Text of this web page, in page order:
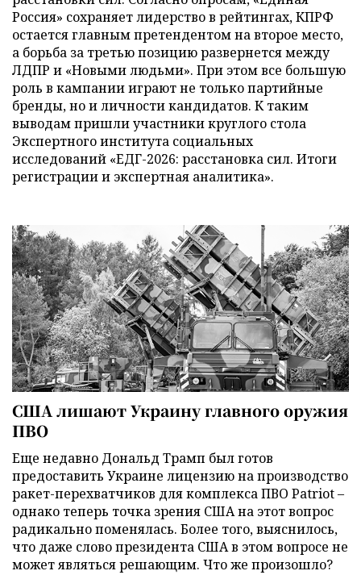
Россия» сохраняет лидерство в рейтингах, КПРФ
остается главным претендентом на второе место,
а борьба за третью позицию развернется между
ЛДПР и «Новыми людьми». При этом все большую
роль в кампании играют не только партийные
бренды, но и личности кандидатов. К таким
выводам пришли участники круглого стола
Экспертного института социальных
исследований «ЕДГ-2026: расстановка сил. Итоги
регистрации и экспертная аналитика».
США лишают Украину главного оружия
ПВО
Еще недавно Дональд Трамп был готов
предоставить Украине лицензию на производство
ракет-перехватчиков для комплекса ПВО Patriot –
однако теперь точка зрения США на этот вопрос
радикально поменялась. Более того, выяснилось,
что даже слово президента США в этом вопросе не
может являться решающим. Что же произошло?